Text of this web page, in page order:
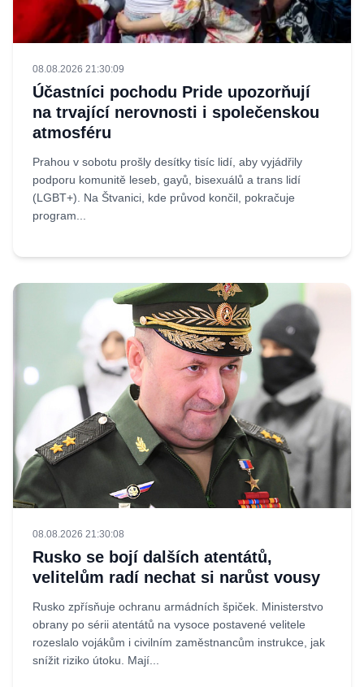
08.08.2026 21:30:09
Účastníci pochodu Pride upozorňují
na trvající nerovnosti i společenskou
atmosféru
Prahou v sobotu prošly desítky tisíc lidí, aby vyjádřily
podporu komunitě leseb, gayů, bisexuálů a trans lidí
(LGBT+). Na Štvanici, kde průvod končil, pokračuje
program...
08.08.2026 21:30:08
Rusko se bojí dalších atentátů,
velitelům radí nechat si narůst vousy
Rusko zpřísňuje ochranu armádních špiček. Ministerstvo
obrany po sérii atentátů na vysoce postavené velitele
rozeslalo vojákům i civilním zaměstnancům instrukce, jak
snížit riziko útoku. Mají...